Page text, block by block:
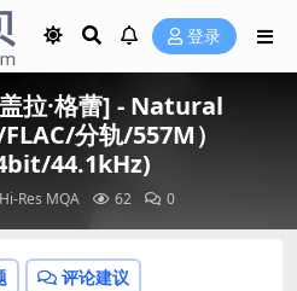
登录
拉·格蕾] - Natural
分轨/557M）
44.1kHz)
Hi-Res MQA 62 0
评论建议